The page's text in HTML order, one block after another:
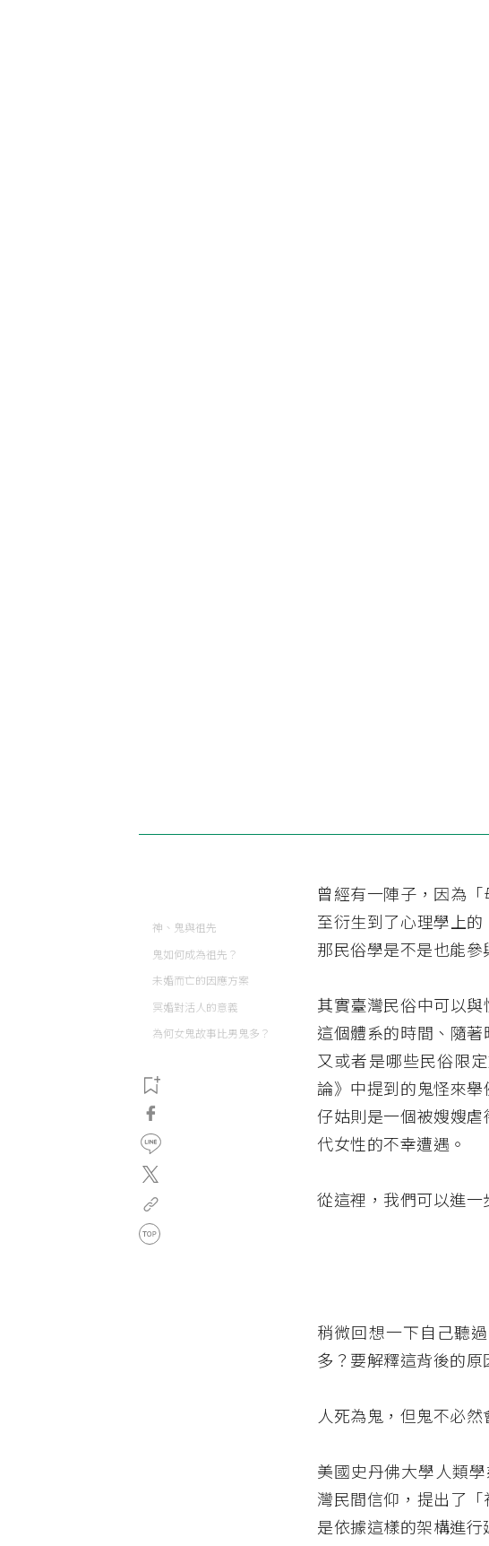
神、鬼與祖先
鬼如何成為祖先？
未婚而亡的因應方案
冥婚對活人的意義
為何女鬼故事比男鬼多？
曾經有一陣子，因為
至衍生到了心理學上
那民俗學是不是也能參
其實臺灣民俗中可以
這個體系的時間、隨
又或者是哪些民俗限
論》中提到的鬼怪來
仔姑則是一個被嫂嫂
代女性的不幸遭遇。
從這裡，我們可以進一
稍微回想一下自己聽
多？要解釋這背後的
人死為鬼，但鬼不必然
美國史丹佛大學人類
灣民間信仰，提出了
是依據這樣的架構進行